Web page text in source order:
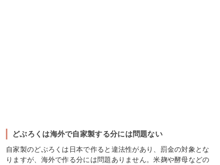
どぶろくは海外で自家製する分には問題ない
自家製のどぶろくは日本で作ると違法性があり、罰金の対象とな
りますが、海外で作る分には問題ありません。米麹や酵母などの